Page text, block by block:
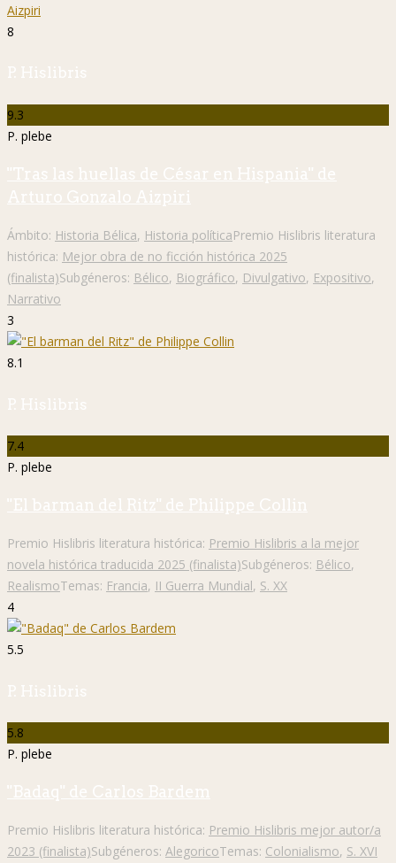
8
P. Hislibris
9.3
P. plebe
"Tras las huellas de César en Hispania" de
Arturo Gonzalo Aizpiri
Ámbito: Historia Bélica, Historia políticaPremio Hislibris literatura
histórica: Mejor obra de no ficción histórica 2025
(finalista)Subgéneros: Bélico, Biográfico, Divulgativo, Expositivo,
Narrativo
3
8.1
P. Hislibris
7.4
P. plebe
"El barman del Ritz" de Philippe Collin
Premio Hislibris literatura histórica: Premio Hislibris a la mejor
novela histórica traducida 2025 (finalista)Subgéneros: Bélico,
RealismoTemas: Francia, II Guerra Mundial, S. XX
4
5.5
P. Hislibris
5.8
P. plebe
"Badaq" de Carlos Bardem
Premio Hislibris literatura histórica: Premio Hislibris mejor autor/a
2023 (finalista)Subgéneros: AlegoricoTemas: Colonialismo, S. XVI